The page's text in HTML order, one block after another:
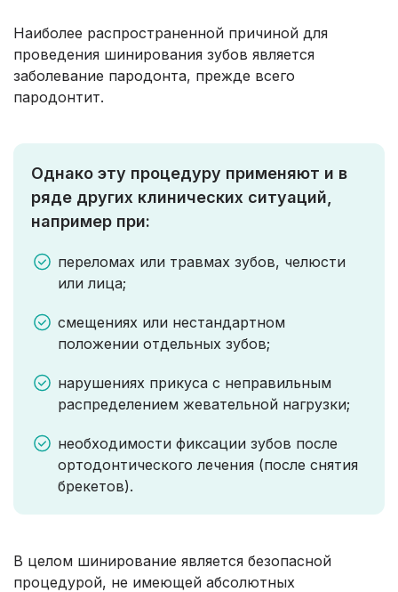
Наиболее распространенной причиной для
проведения шинирования зубов является
заболевание пародонта, прежде всего
пародонтит.
Однако эту процедуру применяют и в
ряде других клинических ситуаций,
например при:
переломах или травмах зубов, челюсти
или лица;
смещениях или нестандартном
положении отдельных зубов;
нарушениях прикуса с неправильным
распределением жевательной нагрузки;
необходимости фиксации зубов после
ортодонтического лечения (после снятия
брекетов).
В целом шинирование является безопасной
процедурой, не имеющей абсолютных